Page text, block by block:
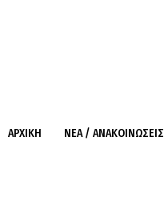
ΑΡΧΙΚΉ ΝΈΑ / ΑΝΑΚΟΙΝΏΣΕΙΣ